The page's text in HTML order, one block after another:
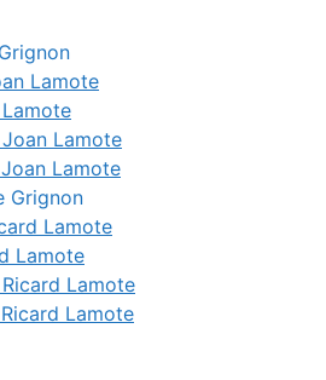
Lamote
Lamote
Lamote
Grignon
Lamote
Lamote
Lamote
Lamote